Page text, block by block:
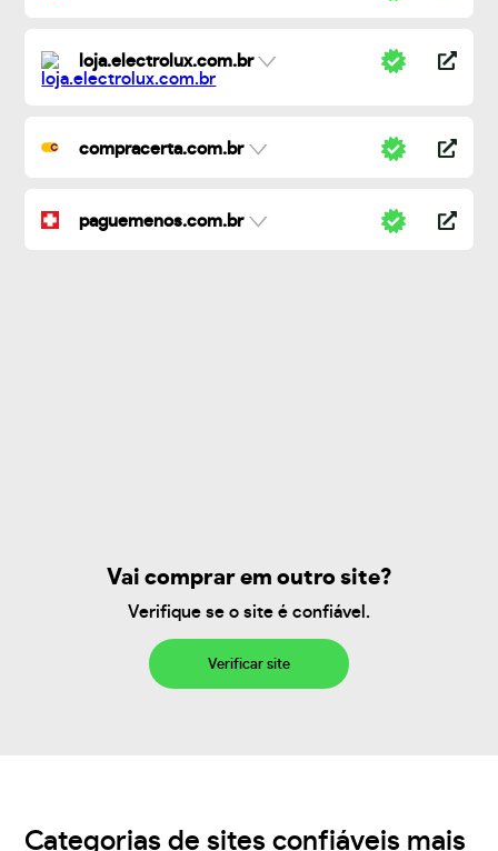
loja.electrolux.com.br
compracerta.com.br
paguemenos.com.br
Vai comprar em outro site?
Verifique se o site é confiável.
Verificar site
Categorias de sites confiáveis mais